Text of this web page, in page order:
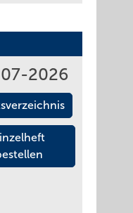
2026